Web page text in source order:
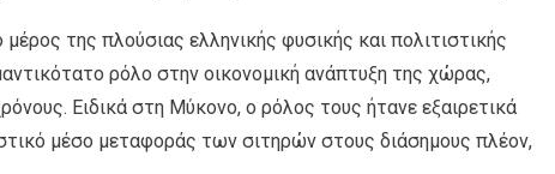
της πλούσιας ελληνικής φυσικής και πολιτιστικής
ρόλο στην οικονομική ανάπτυξη της χώρας,
Ειδικά στη Μύκονο, ο ρόλος τους ήτανε εξαιρετικά
μέσο μεταφοράς των σιτηρών στους διάσημους πλέον,